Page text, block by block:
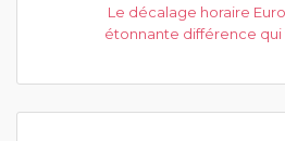
Le décalage horaire
étonnante différence qui